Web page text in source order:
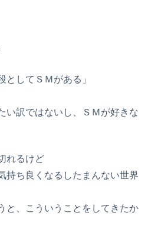
としてＳＭがある」
い訳ではないし、ＳＭが好きな
れるけど
持ち良くなるしたまんない世界
と、こういうことをしてきたか